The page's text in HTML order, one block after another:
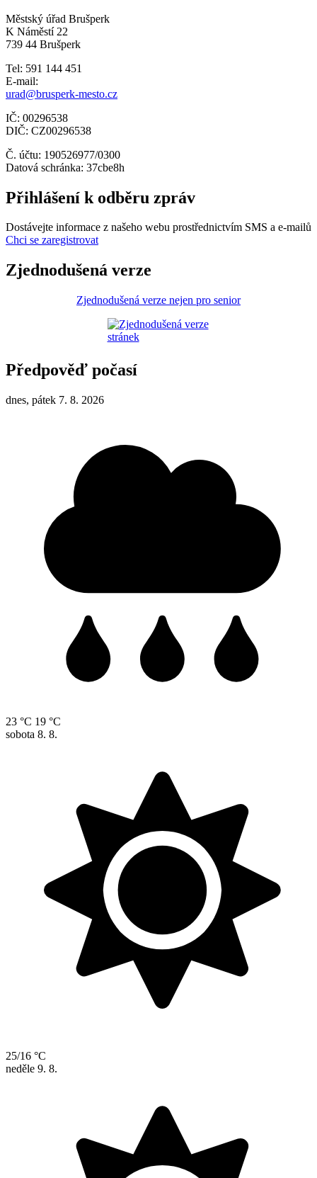
Městský úřad Brušperk
K Náměstí 22
739 44 Brušperk
Tel: 591 144 451
E-mail:
urad@brusperk-mesto.cz
IČ: 00296538
DIČ: CZ00296538
Č. účtu: 190526977/0300
Datová schránka: 37cbe8h
Přihlášení k odběru zpráv
Dostávejte informace z našeho webu prostřednictvím SMS a e-mailů
Chci se zaregistrovat
Zjednodušená verze
Zjednodušená verze nejen pro senior
Předpověď počasí
dnes, pátek 7. 8. 2026
23 °C 19 °C
sobota 8. 8.
25/16 °C
neděle 9. 8.